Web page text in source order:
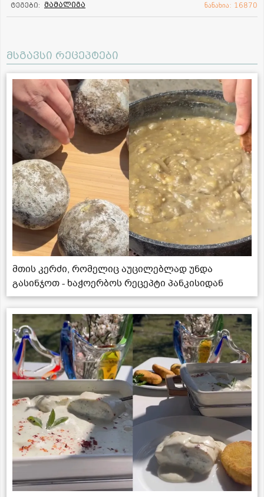
ტეგები: მამალიგა ნანახია: 16870
მსგავსი რეცეპტები
მთის კერძი, რომელიც აუცილებლად უნდა
გასინჯოთ - ხაჭოერბოს რეცეპტი პანკისიდან